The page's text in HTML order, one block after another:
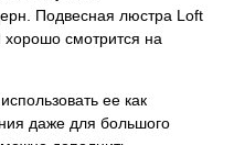
Подвесная люстра Loft
смотрится на
ее как
даже для большого